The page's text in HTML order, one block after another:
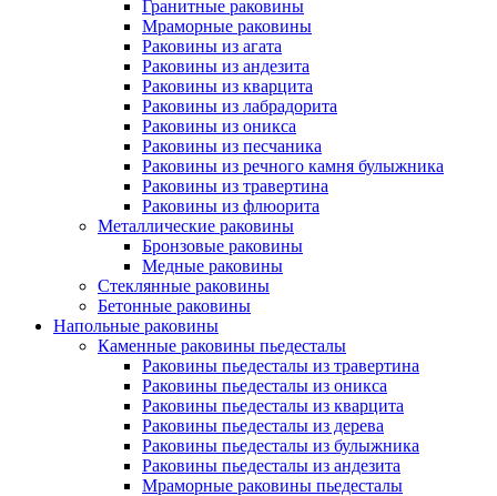
Гранитные раковины
Мраморные раковины
Раковины из агата
Раковины из андезита
Раковины из кварцита
Раковины из лабрадорита
Раковины из оникса
Раковины из песчаника
Раковины из речного камня булыжника
Раковины из травертина
Раковины из флюорита
Металлические раковины
Бронзовые раковины
Медные раковины
Стеклянные раковины
Бетонные раковины
Напольные раковины
Каменные раковины пьедесталы
Раковины пьедесталы из травертина
Раковины пьедесталы из оникса
Раковины пьедесталы из кварцита
Раковины пьедесталы из дерева
Раковины пьедесталы из булыжника
Раковины пьедесталы из андезита
Мраморные раковины пьедесталы